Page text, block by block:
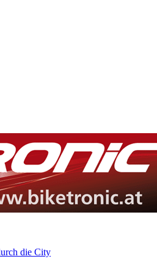
die City